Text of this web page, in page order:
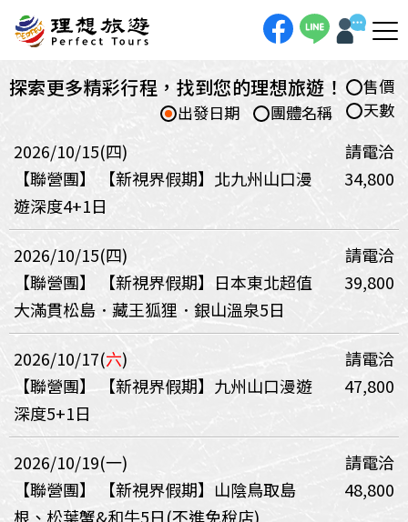
探索更多精彩行程，找到您的理想旅遊！
售價
天數
團體名稱
出發日期
2026/10/15(四)
請電洽
【聯營團】
【新視界假期】北九州山口漫
遊深度4+1日
34,800
2026/10/15(四)
請電洽
【聯營團】
【新視界假期】日本東北超值
大滿貫松島．藏王狐狸．銀山溫泉5日
39,800
2026/10/17(六)
請電洽
【聯營團】
【新視界假期】九州山口漫遊
深度5+1日
47,800
2026/10/19(一)
請電洽
【聯營團】
【新視界假期】山陰鳥取島
根、松葉蟹&和牛5日(不進免稅店)
48,800